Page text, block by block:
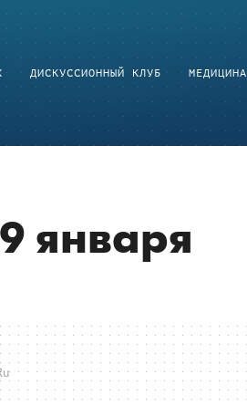
ДИСКУССИОННЫЙ КЛУБ МЕДИЦИНА
января